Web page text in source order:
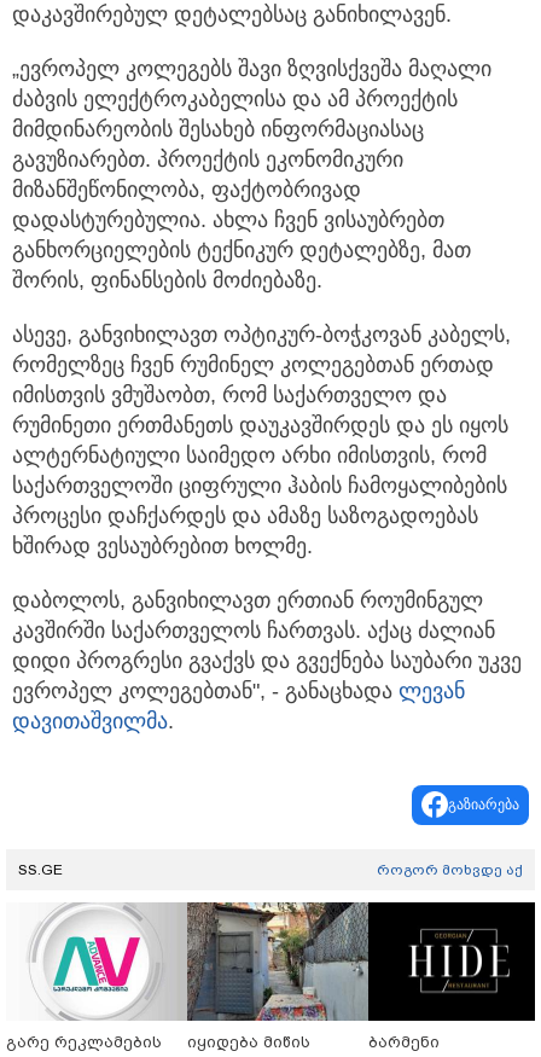
დაკავშირებულ დეტალებსაც განიხილავენ.
„ევროპელ კოლეგებს შავი ზღვისქვეშა მაღალი
ძაბვის ელექტროკაბელისა და ამ პროექტის
მიმდინარეობის შესახებ ინფორმაციასაც
გავუზიარებთ. პროექტის ეკონომიკური
მიზანშეწონილობა, ფაქტობრივად
დადასტურებულია. ახლა ჩვენ ვისაუბრებთ
განხორციელების ტექნიკურ დეტალებზე, მათ
შორის, ფინანსების მოძიებაზე.
ასევე, განვიხილავთ ოპტიკურ-ბოჭკოვან კაბელს,
რომელზეც ჩვენ რუმინელ კოლეგებთან ერთად
იმისთვის ვმუშაობთ, რომ საქართველო და
რუმინეთი ერთმანეთს დაუკავშირდეს და ეს იყოს
ალტერნატიული საიმედო არხი იმისთვის, რომ
საქართველოში ციფრული ჰაბის ჩამოყალიბების
პროცესი დაჩქარდეს და ამაზე საზოგადოებას
ხშირად ვესაუბრებით ხოლმე.
დაბოლოს, განვიხილავთ ერთიან როუმინგულ
კავშირში საქართველოს ჩართვას. აქაც ძალიან
დიდი პროგრესი გვაქვს და გვექნება საუბარი უკვე
ევროპელ კოლეგებთან", - განაცხადა ლევან
დავითაშვილმა.
გაზიარება
SS.GE როგორ მოხვდე აქ
გარე რეკლამების
იყიდება მიწის
ბარმენი